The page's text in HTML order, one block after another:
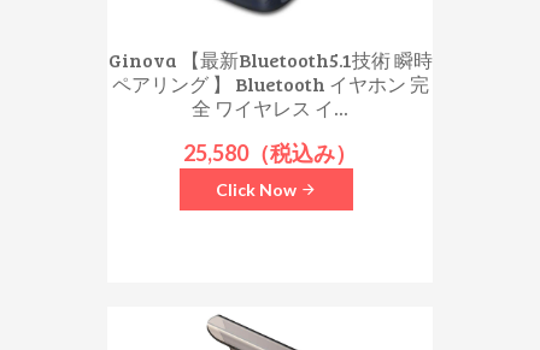
Ginova 【最新Bluetooth5.1技術 瞬時
ペアリング 】 Bluetooth イヤホン 完
全 ワイヤレス イ...
25,580（税込み）
Click Now